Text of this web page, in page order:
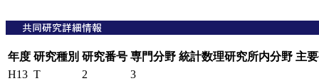
年度 研究種別 研究番号 専門分野 統計数理研究所内分野 主
H13 T 2 3